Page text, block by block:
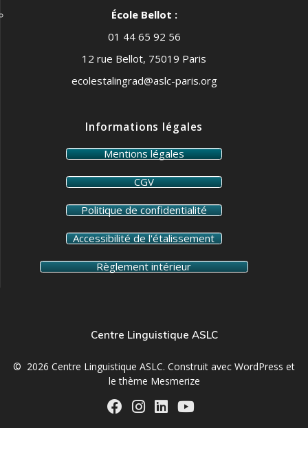
École Bellot :
01 44 65 92 56
12 rue Bellot, 75019 Paris
ecolestalingrad@aslc-paris.org
Informations légales
Mentions légales
CGV
Politique de confidentialité
Accessibilité de l'étalissement
Règlement intérieur
Centre Linguistique ASLC
© 2026 Centre Linguistique ASLC. Construit avec WordPress et
lethème Mesmerize